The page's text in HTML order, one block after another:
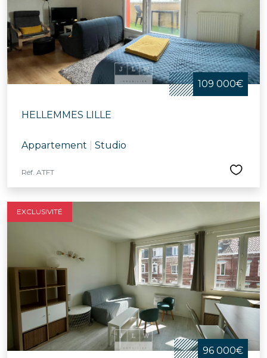
109 000€
HELLEMMES LILLE
Appartement Studio
Réf. ATFT
EXCLUSIVITÉ
96 000€